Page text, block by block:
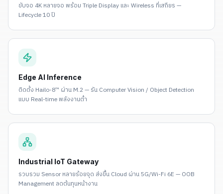
ขับจอ 4K หลายจอ พร้อม Triple Display และ Wireless ที่เสถียร —
Lifecycle 10 ปี
Edge AI Inference
ติดตั้ง Hailo-8™ ผ่าน M.2 — รัน Computer Vision / Object Detection
แบบ Real-time พลังงานต่ำ
Industrial IoT Gateway
รวบรวม Sensor หลายร้อยจุด ส่งขึ้น Cloud ผ่าน 5G/Wi-Fi 6E — OOB
Management ลดต้นทุนหน้างาน